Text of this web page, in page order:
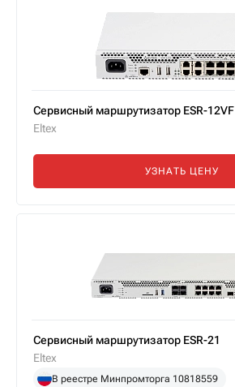
Сервисный маршрутизатор ESR-12VF
Eltex
УЗНАТЬ ЦЕНУ
Сервисный маршрутизатор ESR-21
Eltex
В реестре Минпромторга 10818559